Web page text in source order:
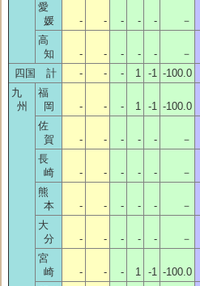
愛
媛
- - - - - －
高
知
- - - - - －
四国 計
- - - 1 -1 -100.0
九
州
福
岡
- - - 1 -1 -100.0
佐
賀
- - - - - －
長
崎
- - - - - －
熊
本
- - - - - －
大
分
- - - - - －
宮
崎
- - - 1 -1 -100.0